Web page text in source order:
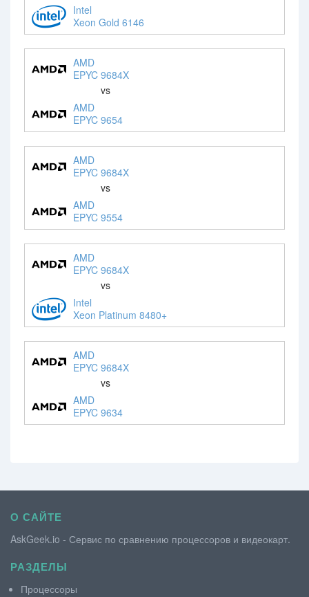
Intel
Xeon Gold 6146
AMD
EPYC 9684X
vs
AMD
EPYC 9654
AMD
EPYC 9684X
vs
AMD
EPYC 9554
AMD
EPYC 9684X
vs
Intel
Xeon Platinum 8480+
AMD
EPYC 9684X
vs
AMD
EPYC 9634
О САЙТЕ
AskGeek.io - Сервис по сравнению процессоров и видеокарт.
РАЗДЕЛЫ
Процессоры